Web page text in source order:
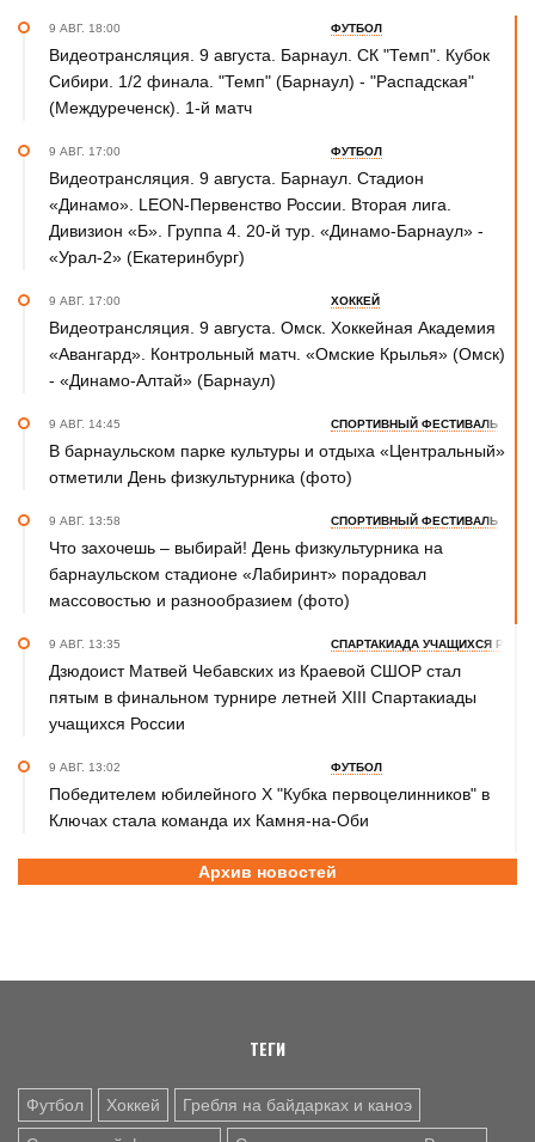
9 АВГ. 18:00 ФУТБОЛ
Видеотрансляция. 9 августа. Барнаул. СК "Темп". Кубок
Сибири. 1/2 финала. "Темп" (Барнаул) - "Распадская"
(Междуреченск). 1-й матч
9 АВГ. 17:00 ФУТБОЛ
Видеотрансляция. 9 августа. Барнаул. Стадион
«Динамо». LEON-Первенство России. Вторая лига.
Дивизион «Б». Группа 4. 20-й тур. «Динамо-Барнаул» -
«Урал-2» (Екатеринбург)
9 АВГ. 17:00 ХОККЕЙ
Видеотрансляция. 9 августа. Омск. Хоккейная Академия
«Авангард». Контрольный матч. «Омские Крылья» (Омск)
- «Динамо-Алтай» (Барнаул)
9 АВГ. 14:45 СПОРТИВНЫЙ ФЕСТИВАЛЬ
В барнаульском парке культуры и отдыха «Центральный»
отметили День физкультурника (фото)
9 АВГ. 13:58 СПОРТИВНЫЙ ФЕСТИВАЛЬ
Что захочешь – выбирай! День физкультурника на
барнаульском стадионе «Лабиринт» порадовал
массовостью и разнообразием (фото)
9 АВГ. 13:35 СПАРТАКИАДА УЧАЩИХСЯ
Дзюдоист Матвей Чебавских из Краевой СШОР стал
пятым в финальном турнире летней XIII Спартакиады
учащихся России
9 АВГ. 13:02 ФУТБОЛ
Победителем юбилейного Х "Кубка первоцелинников" в
Ключах стала команда их Камня-на-Оби
ВОЛЕЙБОЛ
Как волейболисты барнаульского «Университета»
предсезонном матче - 1:4 (фото)
В Барнауле прошли всероссийские соревнования по
баскетболу 3×3 «Оранжевый мяч» (фото)
Архив новостей
ТЕГИ
Футбол Хоккей Гребля на байдарках и каноэ